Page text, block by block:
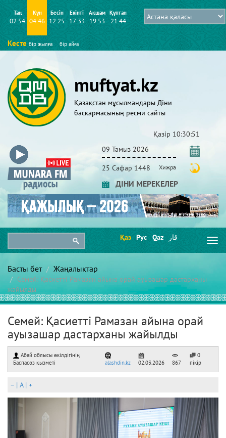
Таң
02:54
Күн
04:46
Бесін
12:25
Екінті
17:33
Ақшам
19:53
Құптан
21:44
Кесте бір жылға бір айға
muftyat.kz
Қазақстан мұсылмандары Діни
басқармасының ресми сайты
Қазір 10:30:52
09 Тамыз 2026
25 Сафар 1448 Хижра
ДІНИ МЕРЕКЕЛЕР
Қаз Рус Qaz قاز
Басты бет Жаңалықтар
Семей: Қасиетті Рамазан айына орай ауызашар дастарханы
жайылды
Семей: Қасиетті Рамазан айына орай
ауызашар дастарханы жайылды
Абай облысы өкілдігінің
Баспасөз қызметі
alashdin.kz 02.03.2026 867
0
пікір
– | A| +